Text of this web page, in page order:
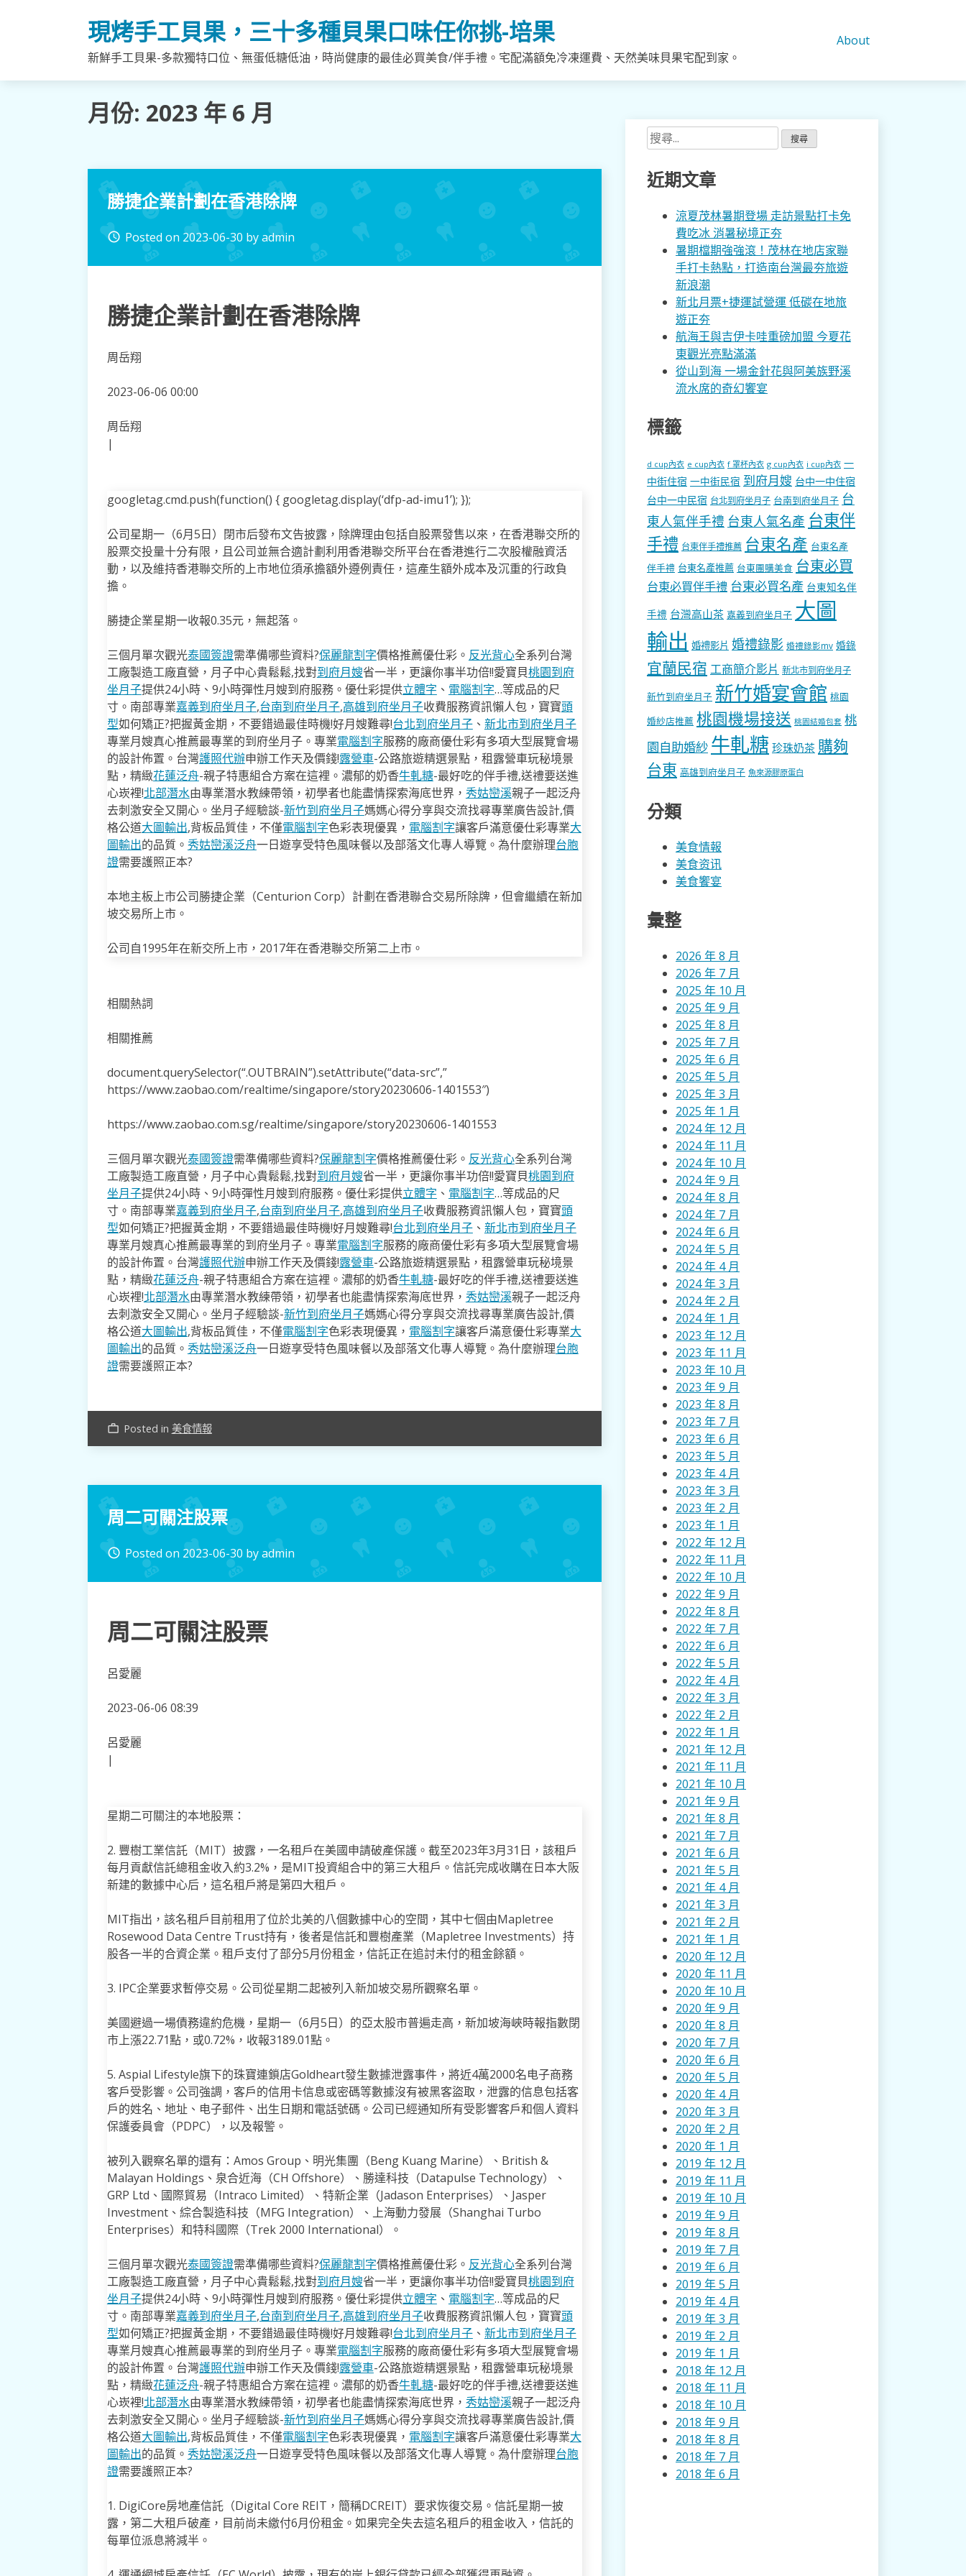
現烤手工貝果，三十多種貝果口味任你挑-培果
新鮮手工貝果-多款獨特口位、無蛋低糖低油，時尚健康的最佳必買美食/伴手禮。宅配滿額免冷凍運費、天然美味貝果宅配到家。
About
月份: 2023 年 6 月
勝捷企業計劃在香港除牌
access_time Posted on 2023-06-30 byadmin
勝捷企業計劃在香港除牌
周岳翔
2023-06-06 00:00
周岳翔
|
googletag.cmd.push(function() { googletag.display(‘dfp-ad-imu1’); });
公司星期一（6月5日）閉市后發布文告披露，除牌理由包括自股票發售以來，在香港聯交所的
股票交投量十分有限，且公司並無合適計劃利用香港聯交所平台在香港進行二次股權融資活
動，以及維持香港聯交所的上市地位須承擔額外遵例責任，這產生額外成本及沉重的行政負
擔。
勝捷企業星期一收報0.35元，無起落。
三個月單次觀光泰國簽證需準備哪些資料?保麗龍割字價格推薦優仕彩。 反光背心全系列台灣
工廠製造工廠直營，月子中心貴鬆鬆,找對到府月嫂省一半，更讓你事半功倍!!愛寶貝桃園到府
坐月子提供24小時、9小時彈性月嫂到府服務。優仕彩提供立體字 、 電腦割字…等成品的尺
寸。南部專業嘉義到府坐月子,台南到府坐月子,高雄到府坐月子收費服務資訊懶人包，寶寶頭
型如何矯正?把握黃金期，不要錯過最佳時機!好月嫂難尋!台北到府坐月子、 新北市到府坐月子
專業月嫂真心推薦最專業的到府坐月子。專業電腦割字服務的廠商優仕彩有多項大型展覽會場
的設計佈置。台灣護照代辦申辦工作天及價錢!露營車-公路旅遊精選景點，租露營車玩秘境景
點，精緻花蓮泛舟-親子特惠組合方案在這裡。濃郁的奶香牛軋糖-最好吃的伴手禮,送禮要送進
心崁裡!北部潛水由專業潛水教練帶領，初學者也能盡情探索海底世界， 秀姑巒溪親子一起泛舟
去​刺激安全又開心。坐月子經驗談-新竹到府坐月子媽媽心得分享與交流找尋專業廣告設計,價
格公道大圖輸出,背板品質佳，不僅電腦割字色彩表現優異， 電腦割字讓客戶滿意優仕彩專業大
圖輸出的品質。 秀姑巒溪泛舟一日遊享受特色風味餐以及部落文化專人導覽。為什麼辦理台胞
證需要護照正本?
本地主板上市公司勝捷企業（Centurion Corp）計劃在香港聯合交易所除牌，但會繼續在新加
坡交易所上市。
公司自1995年在新交所上市，2017年在香港聯交所第二上市。
相關熱詞
相關推薦
document.querySelector(“.OUTBRAIN”).setAttribute(“data-src”,”
https://www.zaobao.com/realtime/singapore/story20230606-1401553″)
https://www.zaobao.com.sg/realtime/singapore/story20230606-1401553
三個月單次觀光泰國簽證需準備哪些資料?保麗龍割字價格推薦優仕彩。 反光背心全系列台灣
工廠製造工廠直營，月子中心貴鬆鬆,找對到府月嫂省一半，更讓你事半功倍!!愛寶貝桃園到府
坐月子提供24小時、9小時彈性月嫂到府服務。優仕彩提供立體字 、 電腦割字…等成品的尺
寸。南部專業嘉義到府坐月子,台南到府坐月子,高雄到府坐月子收費服務資訊懶人包，寶寶頭
型如何矯正?把握黃金期，不要錯過最佳時機!好月嫂難尋!台北到府坐月子、 新北市到府坐月子
專業月嫂真心推薦最專業的到府坐月子。專業電腦割字服務的廠商優仕彩有多項大型展覽會場
的設計佈置。台灣護照代辦申辦工作天及價錢!露營車-公路旅遊精選景點，租露營車玩秘境景
點，精緻花蓮泛舟-親子特惠組合方案在這裡。濃郁的奶香牛軋糖-最好吃的伴手禮,送禮要送進
心崁裡!北部潛水由專業潛水教練帶領，初學者也能盡情探索海底世界， 秀姑巒溪親子一起泛舟
去​刺激安全又開心。坐月子經驗談-新竹到府坐月子媽媽心得分享與交流找尋專業廣告設計,價
格公道大圖輸出,背板品質佳，不僅電腦割字色彩表現優異， 電腦割字讓客戶滿意優仕彩專業大
圖輸出的品質。 秀姑巒溪泛舟一日遊享受特色風味餐以及部落文化專人導覽。為什麼辦理台胞
證需要護照正本?
work_outline Posted in 美食情報
周二可關注股票
access_time Posted on 2023-06-30 byadmin
周二可關注股票
呂愛麗
2023-06-06 08:39
呂愛麗
|
星期二可關注的本地股票：
2. 豐樹工業信託（MIT）披露，一名租戶在美國申請破產保護。截至2023年3月31日，該租戶
每月貢獻信託總租金收入約3.2%，是MIT投資組合中的第三大租戶。信託完成收購在日本大阪
新建的數據中心后，這名租戶將是第四大租戶。
MIT指出，該名租戶目前租用了位於北美的八個數據中心的空間，其中七個由Mapletree
Rosewood Data Centre Trust持有，後者是信託和豐樹產業（Mapletree Investments）持
股各一半的合資企業。租戶支付了部分5月份租金，信託正在追討未付的租金餘額。
3. IPC企業要求暫停交易。公司從星期二起被列入新加坡交易所觀察名單。
美國避過一場債務違約危機，星期一（6月5日）的亞太股市普遍走高，新加坡海峽時報指數閉
市上漲22.71點，或0.72%，收報3189.01點。
5. Aspial Lifestyle旗下的珠寶連鎖店Goldheart發生數據泄露事件，將近4萬2000名电子商務
客戶受影響。公司強調，客戶的信用卡信息或密碼等數據沒有被黑客盜取，泄露的信息包括客
戶的姓名、地址、电子郵件、出生日期和電話號碼。公司已經通知所有受影響客戶和個人資料
保護委員會（PDPC），以及報警。
被列入觀察名單的還有：Amos Group、明光集團（Beng Kuang Marine）、British &
Malayan Holdings、泉合近海（CH Offshore）、勝達科技（Datapulse Technology）、
GRP Ltd、國際貿易（Intraco Limited）、特新企業（Jadason Enterprises）、Jasper
Investment、綜合製造科技（MFG Integration）、上海動力發展（Shanghai Turbo
Enterprises）和特科國際（Trek 2000 International）。
三個月單次觀光泰國簽證需準備哪些資料?保麗龍割字價格推薦優仕彩。 反光背心全系列台灣
工廠製造工廠直營，月子中心貴鬆鬆,找對到府月嫂省一半，更讓你事半功倍!!愛寶貝桃園到府
坐月子提供24小時、9小時彈性月嫂到府服務。優仕彩提供立體字 、 電腦割字…等成品的尺
寸。南部專業嘉義到府坐月子,台南到府坐月子,高雄到府坐月子收費服務資訊懶人包，寶寶頭
型如何矯正?把握黃金期，不要錯過最佳時機!好月嫂難尋!台北到府坐月子、 新北市到府坐月子
專業月嫂真心推薦最專業的到府坐月子。專業電腦割字服務的廠商優仕彩有多項大型展覽會場
的設計佈置。台灣護照代辦申辦工作天及價錢!露營車-公路旅遊精選景點，租露營車玩秘境景
點，精緻花蓮泛舟-親子特惠組合方案在這裡。濃郁的奶香牛軋糖-最好吃的伴手禮,送禮要送進
心崁裡!北部潛水由專業潛水教練帶領，初學者也能盡情探索海底世界， 秀姑巒溪親子一起泛舟
去​刺激安全又開心。坐月子經驗談-新竹到府坐月子媽媽心得分享與交流找尋專業廣告設計,價
格公道大圖輸出,背板品質佳，不僅電腦割字色彩表現優異， 電腦割字讓客戶滿意優仕彩專業大
圖輸出的品質。 秀姑巒溪泛舟一日遊享受特色風味餐以及部落文化專人導覽。為什麼辦理台胞
證需要護照正本?
1. DigiCore房地產信託（Digital Core REIT，簡稱DCREIT）要求恢復交易。信託星期一披
露，第二大租戶破產，目前尚未繳付6月份租金。如果完全失去這名租戶的租金收入，信託的
每單位派息將減半。
搜
尋
關
鍵
近期文章
涼夏茂林暑期登場 走訪景點打卡免
費吃冰 消暑秘境正夯
暑期檔期強強滾！茂林在地店家聯
手打卡熱點，打造南台灣最夯旅遊
新浪潮
新北月票+捷運試營運 低碳在地旅
遊正夯
航海王與吉伊卡哇重磅加盟 今夏花
東觀光亮點滿滿
從山到海 一場金針花與阿美族野溪
流水席的奇幻饗宴
標籤
d cup內衣 e cup內衣 f 罩杯內衣 g cup內衣 i cup內衣 一
中街住宿 一中街民宿 到府月嫂 台中一中住宿
台中一中民宿 台北到府坐月子 台南到府坐月子 台
東人氣伴手禮 台東人氣名產 台東伴
手禮 台東伴手禮推薦 台東名產 台東名產
伴手禮 台東名產推薦 台東團購美食 台東必買
台東必買伴手禮 台東必買名產 台東知名伴
手禮 台灣高山茶 嘉義到府坐月子 大圖
輸出 婚禮影片 婚禮錄影 婚禮錄影mv 婚錄
宜蘭民宿 工商簡介影片 新北市到府坐月子
新竹到府坐月子 新竹婚宴會館 桃園
婚紗店推薦 桃園機場接送 桃園結婚包套 桃
園自助婚紗 牛軋糖 珍珠奶茶 購夠
台東 高雄到府坐月子 魚來源膠原蛋白
分類
美食情報
美食资讯
美食饗宴
彙整
2026 年 8 月
2026 年 7 月
2025 年 10 月
2025 年 9 月
2025 年 8 月
2025 年 7 月
2025 年 6 月
2025 年 5 月
2025 年 3 月
2025 年 1 月
2024 年 12 月
2024 年 11 月
2024 年 10 月
2024 年 9 月
2024 年 8 月
2024 年 7 月
2024 年 6 月
2024 年 5 月
2024 年 4 月
2024 年 3 月
2024 年 2 月
2024 年 1 月
2023 年 12 月
2023 年 11 月
2023 年 10 月
2023 年 9 月
2023 年 8 月
2023 年 7 月
2023 年 6 月
2023 年 5 月
2023 年 4 月
2023 年 3 月
2023 年 2 月
2023 年 1 月
2022 年 12 月
2022 年 11 月
2022 年 10 月
2022 年 9 月
2022 年 8 月
2022 年 7 月
2022 年 6 月
2022 年 5 月
2022 年 4 月
2022 年 3 月
2022 年 2 月
2022 年 1 月
2021 年 12 月
2021 年 11 月
2021 年 10 月
2021 年 9 月
2021 年 8 月
2021 年 7 月
2021 年 6 月
2021 年 5 月
2021 年 4 月
2021 年 3 月
2021 年 2 月
2021 年 1 月
2020 年 12 月
2020 年 11 月
2020 年 10 月
2020 年 9 月
2020 年 8 月
2020 年 7 月
2020 年 6 月
2020 年 5 月
2020 年 4 月
2020 年 3 月
2020 年 2 月
2020 年 1 月
2019 年 12 月
2019 年 11 月
2019 年 10 月
2019 年 9 月
2019 年 8 月
2019 年 7 月
2019 年 6 月
2019 年 5 月
2019 年 4 月
2019 年 3 月
2019 年 2 月
2019 年 1 月
2018 年 12 月
2018 年 11 月
2018 年 10 月
2018 年 9 月
2018 年 8 月
2018 年 7 月
2018 年 6 月